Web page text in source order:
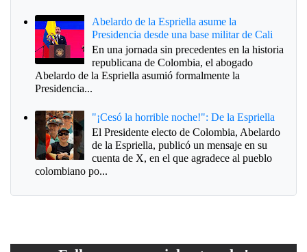
Abelardo de la Espriella asume la
Presidencia desde una base militar de Cali
En una jornada sin precedentes en la historia
republicana de Colombia, el abogado
Abelardo de la Espriella asumió formalmente la
Presidencia...
"¡Cesó la horrible noche!": De la Espriella
El Presidente electo de Colombia, Abelardo
de la Espriella, publicó un mensaje en su
cuenta de X, en el que agradece al pueblo
colombiano po...